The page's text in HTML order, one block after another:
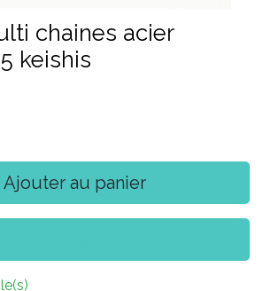
chaines acier
keishis
Ajouter au panier